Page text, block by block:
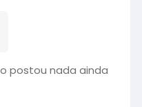
postou nada ainda